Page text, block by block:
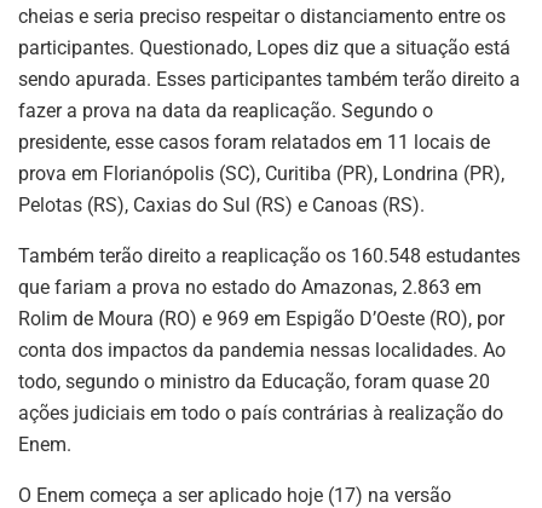
cheias e seria preciso respeitar o distanciamento entre os
participantes. Questionado, Lopes diz que a situação está
sendo apurada. Esses participantes também terão direito a
fazer a prova na data da reaplicação. Segundo o
presidente, esse casos foram relatados em 11 locais de
prova em Florianópolis (SC), Curitiba (PR), Londrina (PR),
Pelotas (RS), Caxias do Sul (RS) e Canoas (RS).
Também terão direito a reaplicação os 160.548 estudantes
que fariam a prova no estado do Amazonas, 2.863 em
Rolim de Moura (RO) e 969 em Espigão D’Oeste (RO), por
conta dos impactos da pandemia nessas localidades. Ao
todo, segundo o ministro da Educação, foram quase 20
ações judiciais em todo o país contrárias à realização do
Enem.
O Enem começa a ser aplicado hoje (17) na versão